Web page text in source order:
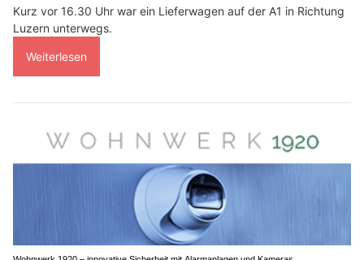
Personen verletzt worden.
Kurz vor 16.30 Uhr war ein Lieferwagen auf der A1 in Richtung
Luzern unterwegs.